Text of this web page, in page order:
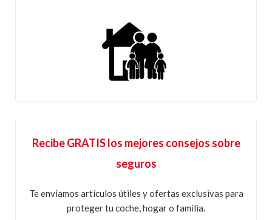
Recibe GRATIS los mejores consejos sobre
seguros
Te enviamos artículos útiles y ofertas exclusivas para
proteger tu coche, hogar o familia.